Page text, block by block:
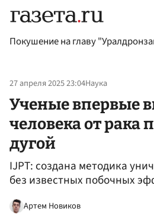
Покушение на главу
27 апреля 2025 23:04Наука
Ученые впервые
человека от рака
дугой
IJPT: создана методика
без известных побочных
Артем Новиков